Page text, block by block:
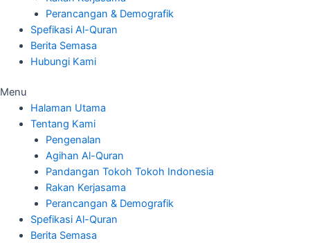
Perancangan & Demografik
Spefikasi Al-Quran
Berita Semasa
Hubungi Kami
Menu
Halaman Utama
Tentang Kami
Pengenalan
Agihan Al-Quran
Pandangan Tokoh Tokoh Indonesia
Rakan Kerjasama
Perancangan & Demografik
Spefikasi Al-Quran
Berita Semasa